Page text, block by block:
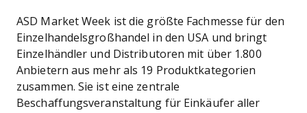
ASD Market Week ist die größte Fachmesse für den
Einzelhandelsgroßhandel in den USA und bringt
Einzelhändler und Distributoren mit über 1.800
Anbietern aus mehr als 19 Produktkategorien
zusammen. Sie ist eine zentrale
Beschaffungsveranstaltung für Einkäufer aller